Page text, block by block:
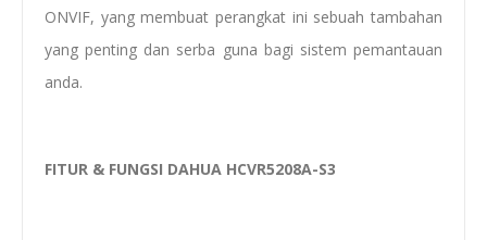
ONVIF, yang membuat perangkat ini sebuah tambahan
yang penting dan serba guna bagi sistem pemantauan
anda.
FITUR & FUNGSI DAHUA HCVR5208A-S3